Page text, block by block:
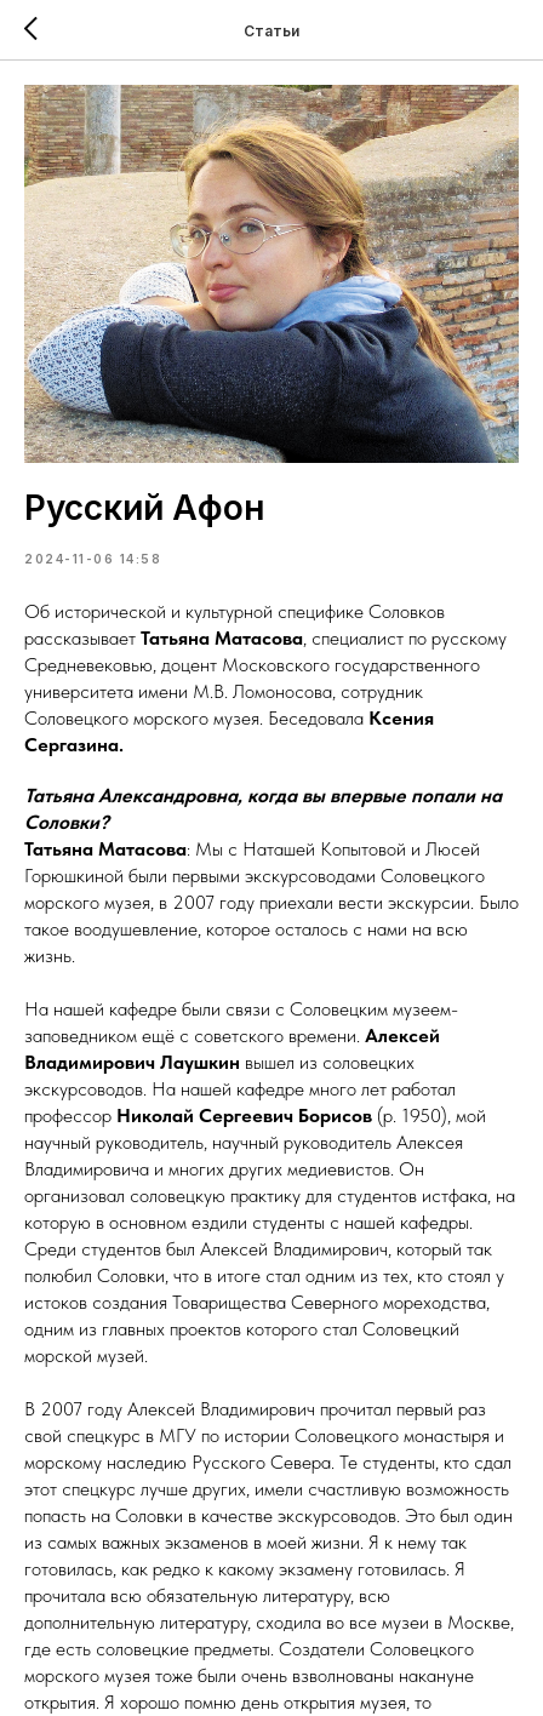
Статьи
Русский Афон
2024-11-06 14:58
Об исторической и культурной специфике Соловков
рассказывает Татьяна Матасова, специалист по русскому
Средневековью, доцент Московского государственного
университета имени М.В. Ломоносова, сотрудник
Соловецкого морского музея. Беседовала Ксения
Сергазина.
Татьяна Александровна, когда вы впервые попали на
Соловки?
Татьяна Матасова: Мы с Наташей Копытовой и Люсей
Горюшкиной были первыми экскурсоводами Соловецкого
морского музея, в 2007 году приехали вести экскурсии. Было
такое воодушевление, которое осталось с нами на всю
жизнь.
На нашей кафедре были связи с Соловецким музеем-
заповедником ещё с советского времени. Алексей
Владимирович Лаушкин вышел из соловецких
экскурсоводов. На нашей кафедре много лет работал
профессор Николай Сергеевич Борисов (р. 1950), мой
научный руководитель, научный руководитель Алексея
Владимировича и многих других медиевистов. Он
организовал соловецкую практику для студентов истфака, на
которую в основном ездили студенты с нашей кафедры.
Среди студентов был Алексей Владимирович, который так
полюбил Соловки, что в итоге стал одним из тех, кто стоял у
истоков создания Товарищества Северного мореходства,
одним из главных проектов которого стал Соловецкий
морской музей.
В 2007 году Алексей Владимирович прочитал первый раз
свой спецкурс в МГУ по истории Соловецкого монастыря и
морскому наследию Русского Севера. Те студенты, кто сдал
этот спецкурс лучше других, имели счастливую возможность
попасть на Соловки в качестве экскурсоводов. Это был один
из самых важных экзаменов в моей жизни. Я к нему так
готовилась, как редко к какому экзамену готовилась. Я
прочитала всю обязательную литературу, всю
дополнительную литературу, сходила во все музеи в Москве,
где есть соловецкие предметы. Создатели Соловецкого
морского музея тоже были очень взволнованы накануне
открытия. Я хорошо помню день открытия музея, то